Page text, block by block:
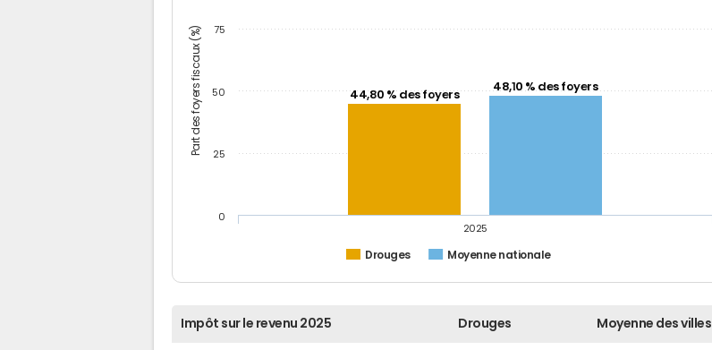
Part des foyers fiscaux (%) 44,80 % des foyers
48,10 % des foyers
Drouges Moyenne nationale
2025
0
25
50
75
Impôt sur le revenu 2025 Drouges Moyenne des villes